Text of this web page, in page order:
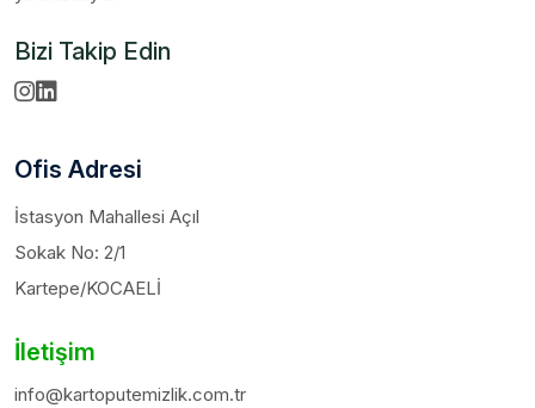
Bizi Takip Edin
Ofis Adresi
İstasyon Mahallesi Açıl
Sokak No: 2/1
Kartepe/KOCAELİ
İletişim
info@kartoputemizlik.com.tr